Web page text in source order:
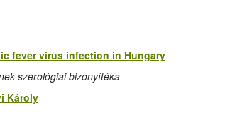
fever virus infection in Hungary
szerológiai bizonyítéka
Károly